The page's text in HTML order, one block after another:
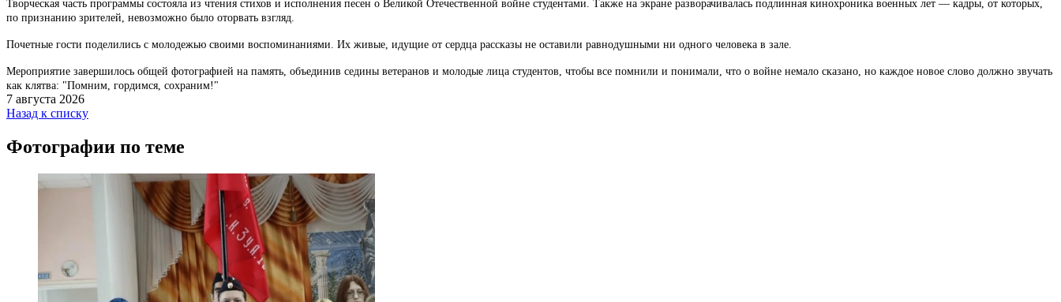
Творческая часть программы состояла из чтения стихов и исполнения песен о Великой Отечественной войне студентами. Также на экране разворачивалась подлинная кинохроника военных лет — кадры, от которых,
по признанию зрителей, невозможно было оторвать взгляд.
Почетные гости поделились с молодежью своими воспоминаниями. Их живые, идущие от сердца рассказы не оставили равнодушными ни одного человека в зале.
Мероприятие завершилось общей фотографией на память, объединив седины ветеранов и молодые лица студентов, чтобы все помнили и понимали, что о войне немало сказано, но каждое новое слово должно звучать
как клятва: "Помним, гордимся, сохраним!"
7 августа 2026
Назад к списку
Фотографии по теме